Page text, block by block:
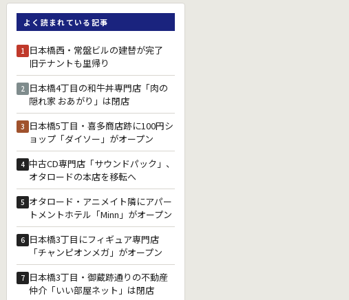
よく読まれている記事
1 日本橋西・常盤ビルの建替が完了
旧テナントも里帰り
2 日本橋4丁目の和牛丼専門店「肉の
隠れ家 おあがり」は閉店
3 日本橋5丁目・喜多商店跡に100円シ
ョップ「ダイソー」がオープン
4 中古CD専門店「サウンドパック」、
オタロードの本店を移転へ
5 オタロード・アニメイト隣にアパー
トメントホテル「Minn」がオープン
6 日本橋3丁目にフィギュア専門店
「チャンピオンメガ」がオープン
7 日本橋3丁目・御蔵跡通りの不動産
仲介「いい部屋ネット」は閉店